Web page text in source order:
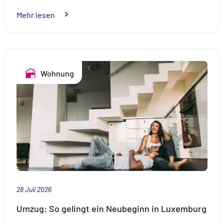
Mehr lesen
So
wird
das
Baden
sicher.
Wohnung
28 Juli 2026
Umzug: So gelingt ein Neubeginn in Luxemburg